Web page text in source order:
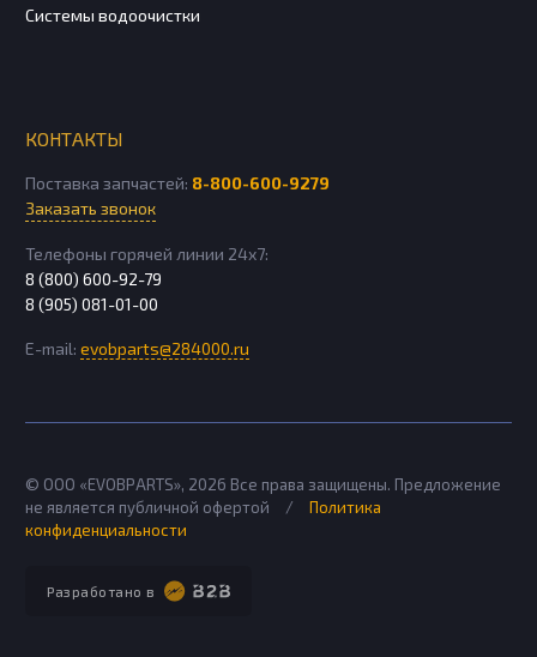
Системы водоочистки
КОНТАКТЫ
Поставка запчастей: 8-800-600-9279
Заказать звонок
Телефоны горячей линии 24х7:
8 (800) 600-92-79
8 (905) 081-01-00
E-mail: evobparts@284000.ru
Разработано в
© ООО «EVOBPARTS», 2026 Все права защищены. Предложение
не является публичной офертой
/
Политика
конфиденциальности